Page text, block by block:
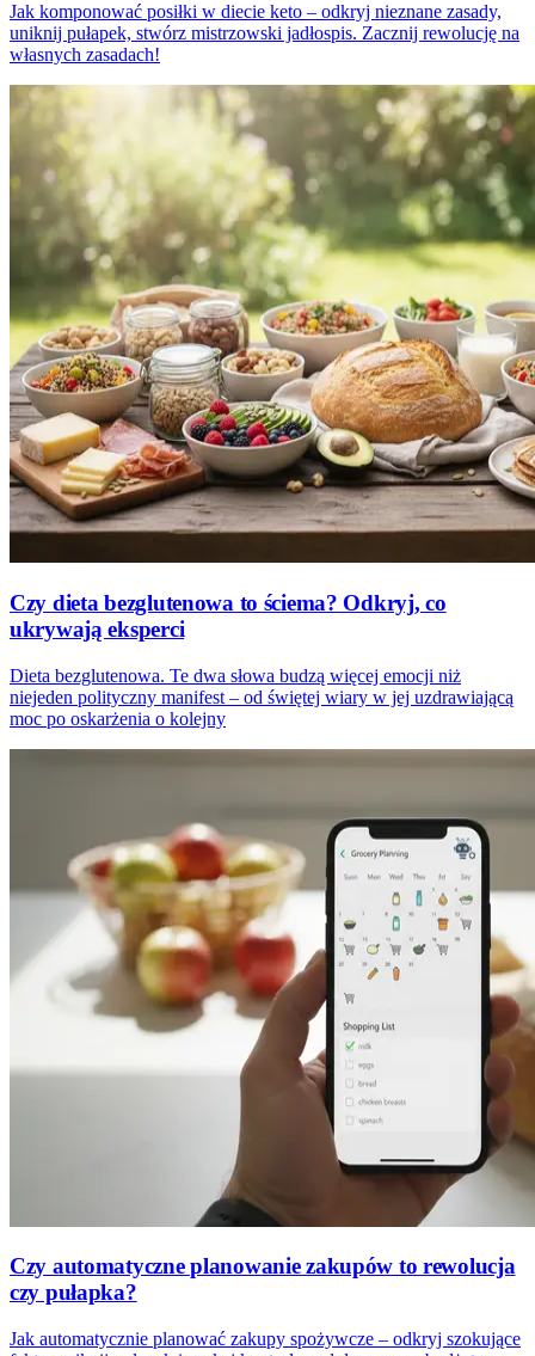
Jak komponować posiłki w diecie keto – odkryj nieznane zasady,
uniknij pułapek, stwórz mistrzowski jadłospis. Zacznij rewolucję na
własnych zasadach!
Czy dieta bezglutenowa to ściema? Odkryj, co
ukrywają eksperci
Dieta bezglutenowa. Te dwa słowa budzą więcej emocji niż
niejeden polityczny manifest – od świętej wiary w jej uzdrawiającą
moc po oskarżenia o kolejny
Czy automatyczne planowanie zakupów to rewolucja
czy pułapka?
Jak automatycznie planować zakupy spożywcze – odkryj szokujące